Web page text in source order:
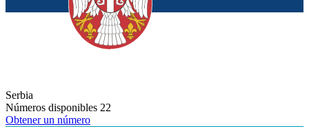
Serbia
Números disponibles 22
Obtener un número